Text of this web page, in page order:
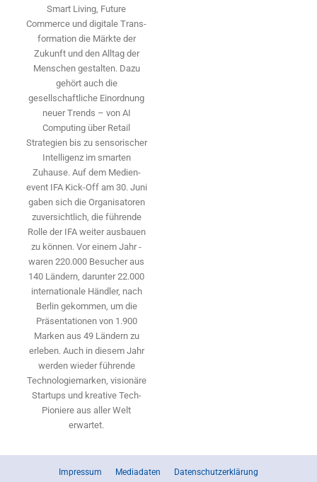
Smart Living, Future
Commerce und digitale Trans­
formation die Märkte der
Zukunft und den Alltag der
Menschen gestalten. Dazu
gehört auch die
gesellschaftliche Einordnung
neuer Trends – von AI
Computing über Retail
Strategien bis zu sensorischer
Intelligenz im smarten
Zuhause. Auf dem Medien­
event IFA Kick-Off am 30. Juni
gaben sich die Organisatoren
zuversichtlich, die führende
Rolle der IFA weiter ausbauen
zu können. Vor einem Jahr ­
waren 220.000 Besucher aus
140 ­Ländern, ­darunter 22.000
internationale Händler, nach
Berlin gekommen, um die
Präsen­tationen von 1.900
Marken aus 49 Ländern zu
erleben. Auch in diesem Jahr
werden wieder führende
Technologiemarken, visionäre
Startups und ­kreative Tech-
Pioniere aus aller Welt
erwartet.
Impressum Mediadaten Datenschutzerklärung